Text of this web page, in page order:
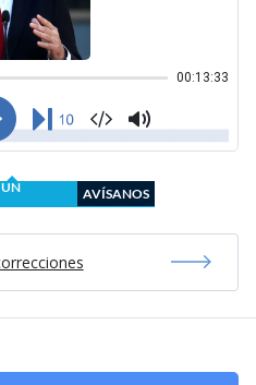
UN
AVÍSANOS